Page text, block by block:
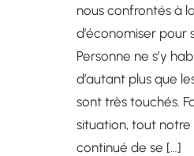
nous confrontés à
d’économiser pour
Personne ne s’y
d’autant plus que
sont très touchés.
situation, tout notre
continué de se […]